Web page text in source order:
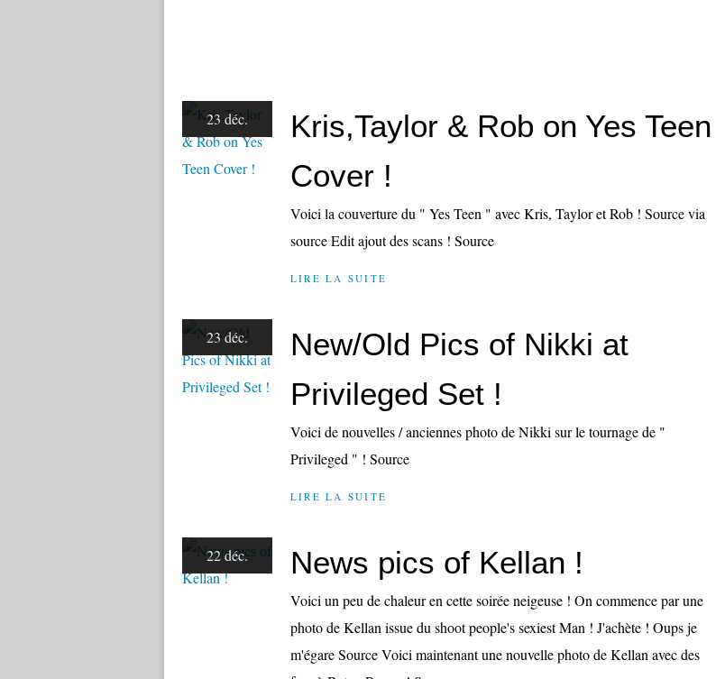
23 déc.
Kris,Taylor & Rob on Yes Teen
Cover !
Voici la couverture du " Yes Teen " avec Kris, Taylor et Rob ! Source via
source Edit ajout des scans ! Source
LIRE LA SUITE
23 déc.
New/Old Pics of Nikki at
Privileged Set !
Voici de nouvelles / anciennes photo de Nikki sur le tournage de "
Privileged " ! Source
LIRE LA SUITE
22 déc. News pics of Kellan !
Voici un peu de chaleur en cette soirée neigeuse ! On commence par une
photo de Kellan issue du shoot people's sexiest Man ! J'achète ! Oups je
m'égare Source Voici maintenant une nouvelle photo de Kellan avec des